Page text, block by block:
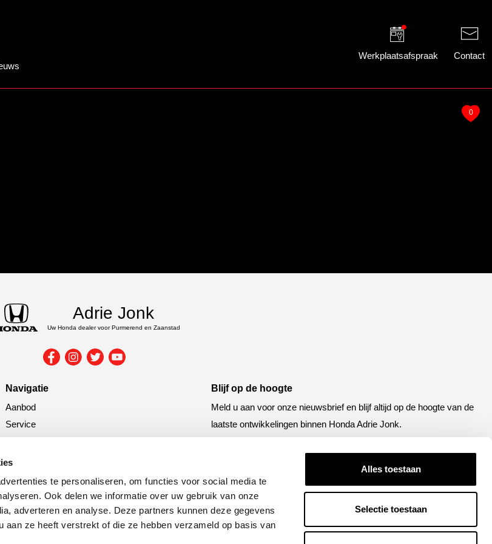
te personaliseren, om functies voor social media te
Ook delen we informatie over uw gebruik van onze
adverteren en analyse. Deze partners kunnen deze gegevens
aan ze heeft verstrekt of die ze hebben verzameld op basis van
Alles toestaan
Selectie toestaan
Werkplaatsafspraak Contact
0
Adrie Jonk
Uw Honda dealer voor Purmerend en Zaanstad
Navigatie
Aanbod
Service
Blijf op de hoogte
Meld u aan voor onze nieuwsbrief en blijf altijd op de hoogte van de
laatste ontwikkelingen binnen Honda Adrie Jonk.
mailadres